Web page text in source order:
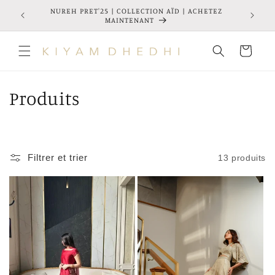
passer
nous
NUREH PRET'25 | COLLECTION AÏD | ACHETEZ
MAINTENANT
Robes
Panier
C
e
c
t
i
Produits
Filtrer et trier 13 produits